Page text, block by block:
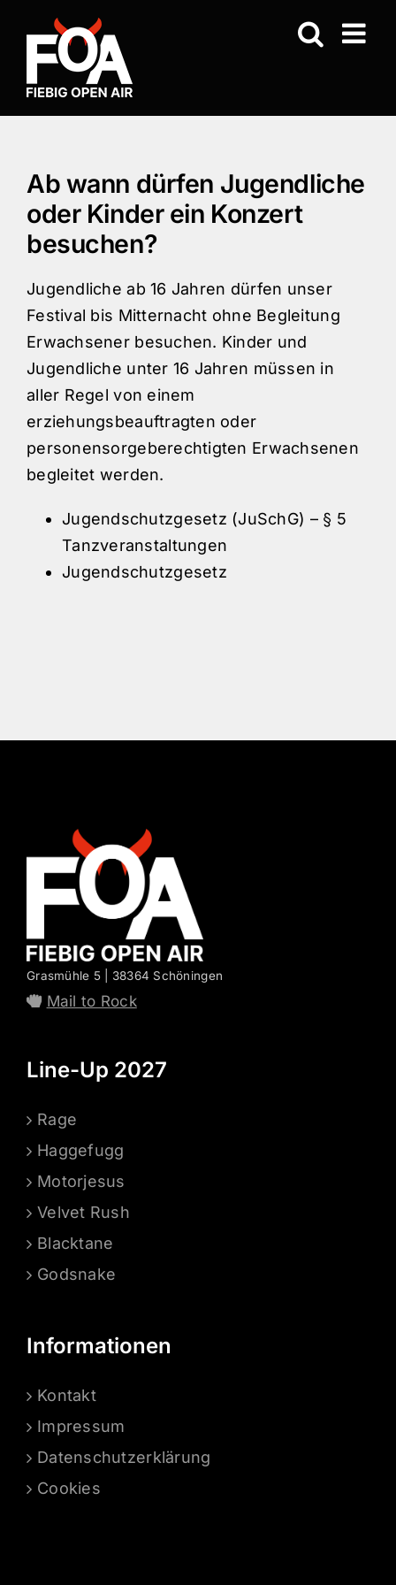
Inhalt
springen
Ab wann dürfen Jugendliche
oder Kinder ein Konzert
besuchen?
Jugendliche ab 16 Jahren dürfen unser
Festival bis Mitternacht ohne Begleitung
Erwachsener besuchen. Kinder und
Jugendliche unter 16 Jahren müssen in
aller Regel von einem
erziehungsbeauftragten oder
personensorgeberechtigten Erwachsenen
begleitet werden.
Jugendschutzgesetz (JuSchG) – § 5
Tanzveranstaltungen
Jugendschutzgesetz
Grasmühle 5 | 38364 Schöningen
Mail to Rock
Line-Up 2027
Rage
Haggefugg
Motorjesus
Velvet Rush
Blacktane
Godsnake
Informationen
Kontakt
Impressum
Datenschutzerklärung
Cookies